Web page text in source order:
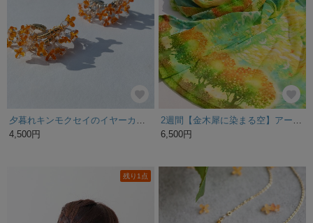
4,500円
6,500円
残り1点